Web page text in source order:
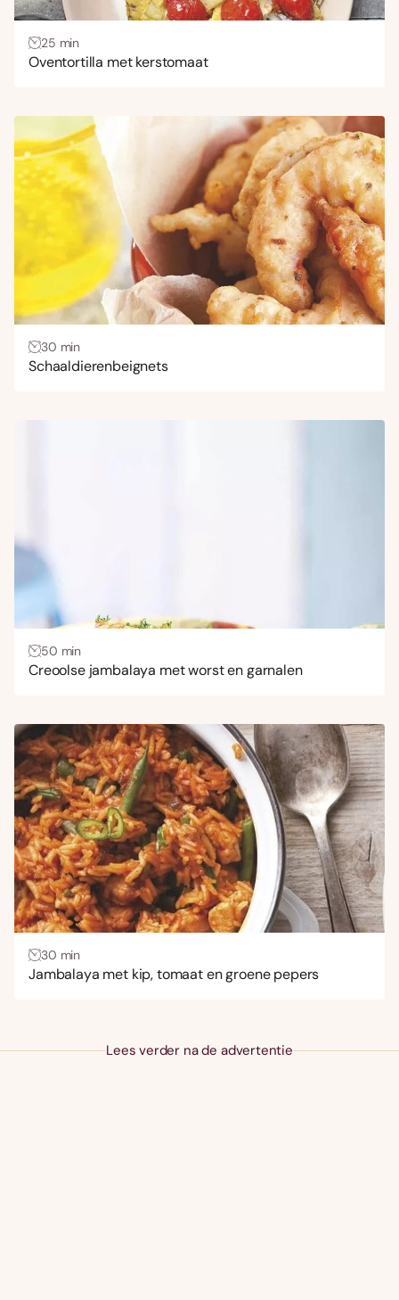
25 min
Oventortilla met kerstomaat
30 min
Schaaldierenbeignets
50 min
Creoolse jambalaya met worst en garnalen
30 min
Jambalaya met kip, tomaat en groene pepers
Lees verder na de advertentie